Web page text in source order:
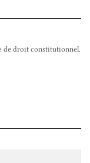
de droit constitutionnel.